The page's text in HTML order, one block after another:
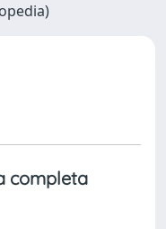
completa